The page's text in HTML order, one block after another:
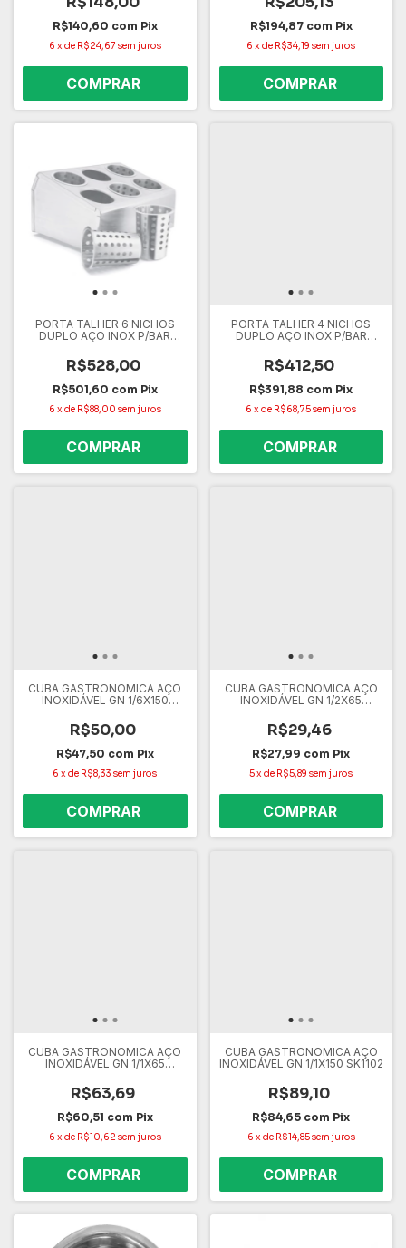
R$140,60 com Pix
6 xde R$24,67 sem juros
R$194,87 com Pix
6 xde R$34,19 sem juros
PORTA TALHER 6 NICHOS
DUPLO AÇO INOX P/BAR
R$528,00
R$501,60 com Pix
6 xde R$88,00 sem juros
PORTA TALHER 4 NICHOS
DUPLO AÇO INOX P/BAR
R$412,50
R$391,88 com Pix
6 xde R$68,75sem juros
CUBA GASTRONOMICA AÇO
INOXIDÁVEL GN 1/6X150
R$50,00
R$47,50 com Pix
6 xde R$8,33 sem juros
CUBA GASTRONOMICA AÇO
INOXIDÁVEL GN 1/2X65
R$29,46
R$27,99 com Pix
5xde R$5,89 sem juros
CUBA GASTRONOMICA AÇO
INOXIDÁVEL GN 1/1X65
R$63,69
R$60,51 com Pix
6 xde R$10,62 sem juros
CUBA GASTRONOMICA AÇO
INOXIDÁVEL GN 1/1X150 SK1102
R$89,10
R$84,65 com Pix
6 xde R$14,85sem juros